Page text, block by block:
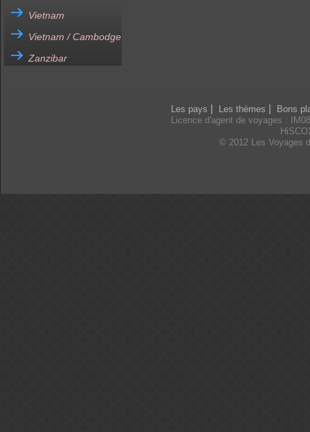
Vietnam
Vietnam / Cambodge
Zanzibar
Les pays Les thèmes
Bons
Licence d'agent de voyages :
© 2012 Les Voyages